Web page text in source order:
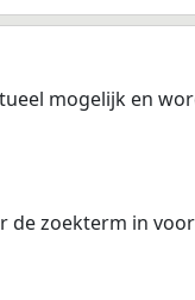
mogelijk en
de zoekterm in